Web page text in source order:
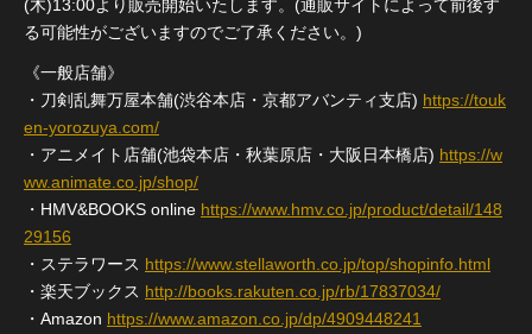
(木)13:00より販売開始いたします。(通販サイトによって前後す
る可能性がございますのでご了承ください。)
《一般店舗》
・刀剣乱舞万屋本舗(渋谷本店・京都アバンティ支店) https://touk
en-yorozuya.com/
・アニメイト店舗(池袋本店・秋葉原店・大阪日本橋店) https://w
ww.animate.co.jp/shop/
・HMV&BOOKS online https://www.hmv.co.jp/product/detail/148
29156
・ステラワース https://www.stellaworth.co.jp/top/shopinfo.html
・楽天ブックス http://books.rakuten.co.jp/rb/17837034/
・Amazon https://www.amazon.co.jp/dp/4909448241